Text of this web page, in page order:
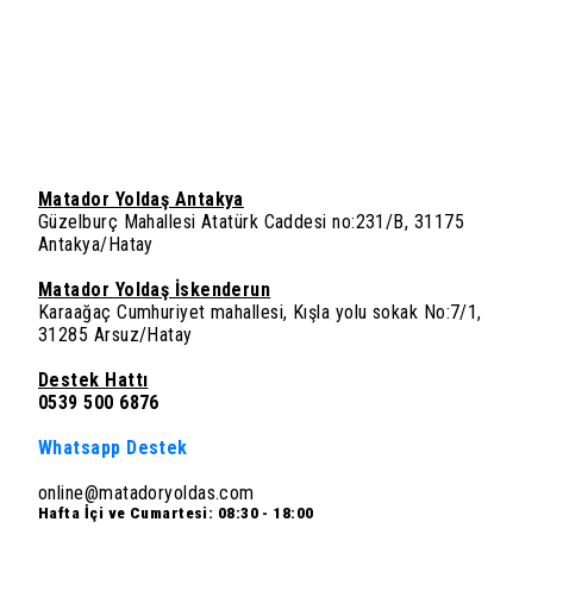
Matador Yoldaş Antakya
Güzelburç Mahallesi Atatürk Caddesi no:231/B, 31175
Antakya/Hatay
Matador Yoldaş İskenderun
Karaağaç Cumhuriyet mahallesi, Kışla yolu sokak No:7/1,
31285 Arsuz/Hatay
Destek Hattı
0539 500 6876
Whatsapp Destek
online@matadoryoldas.com
Hafta İçi ve Cumartesi: 08:30 - 18:00